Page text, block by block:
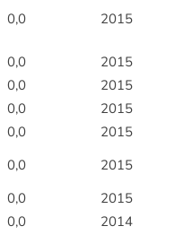
0,0 2015
0,0
2015
0,0
2015
0,0
2015
0,0
2015
0,0
2015
0,0
2015
0,0
2014